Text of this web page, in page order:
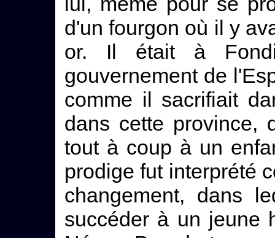
d'un fourgon où il y
or. Il était à
gouvernement de
comme il sacrifiait
dans cette province,
tout à coup à un
prodige fut interprété
changement, dans
succéder à un jeune